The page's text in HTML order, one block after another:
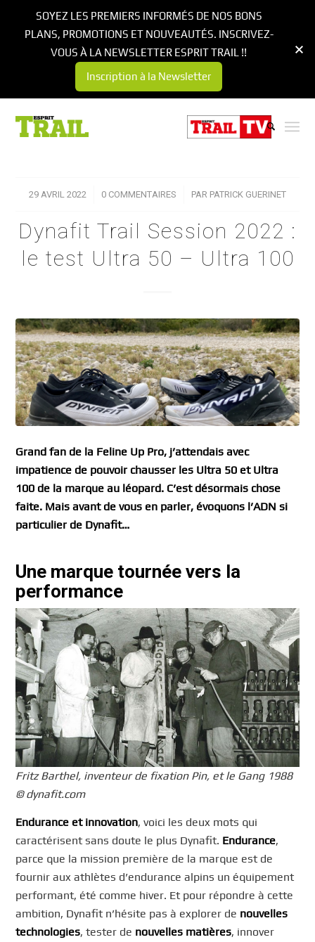
29 AVRIL 2022
/ 0 COMMENTAIRES
/ PAR PATRICK GUERINET
Dynafit Trail Session 2022 :
le test Ultra 50 – Ultra 100
Grand fan de la Feline Up Pro, j’attendais avec
impatience de pouvoir chausser les Ultra 50 et Ultra
100 de la marque au léopard. C’est désormais chose
faite. Mais avant de vous en parler, évoquons l’ADN si
particulier de Dynafit…
Une marque tournée vers la
performance
Fritz Barthel, inventeur de fixation Pin, et le Gang 1988
© dynafit.com
Endurance et innovation, voici les deux mots qui
caractérisent sans doute le plus Dynafit. Endurance,
parce que la mission première de la marque est de
fournir aux athlètes d’endurance alpins un équipement
performant, été comme hiver. Et pour répondre à cette
ambition, Dynafit n’hésite pas à explorer de nouvelles
technologies, tester de nouvelles matières, innover
SOYEZ LES PREMIERS INFORMÉS DE NOS BONS
PLANS, PROMOTIONS ET NOUVEAUTÉS. INSCRIVEZ-
VOUS À LA NEWSLETTER ESPRIT TRAIL !!
Inscription à la Newsletter